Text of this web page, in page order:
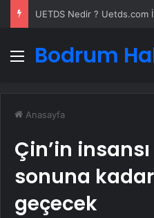
Menü
Bodrum
Anasayfa
Çin’in
sonuna
geçecek